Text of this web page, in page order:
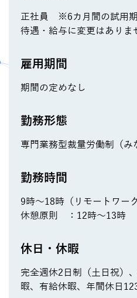
正社員 ※6カ月間の試用期
待遇・給与に変更はありま
雇用期間
期間の定めなし
勤務形態
専門業務型裁量労働制（み
勤務時間
9時～18時（リモートワー
休憩原則 ：12時～13時
休日・休暇
完全週休2日制（土日祝）
暇、有給休暇、年間休日